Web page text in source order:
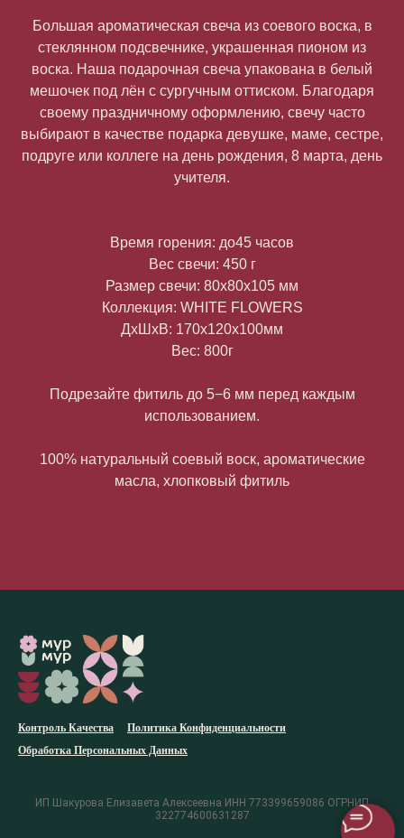
Большая ароматическая свеча из соевого воска, в
стеклянном подсвечнике, украшенная пионом из
воска. Наша подарочная свеча упакована в белый
мешочек под лён с сургучным оттиском. Благодаря
своему праздничному оформлению, свечу часто
выбирают в качестве подарка девушке, маме, сестре,
подруге или коллеге на день рождения, 8 марта, день
учителя.
Время горения: до45 часов
Вес свечи: 450 г
Размер свечи: 80х80х105 мм
Коллекция: WHITE FLOWERS
ДxШxВ: 170x120x100мм
Вес: 800г
Подрезайте фитиль до 5−6 мм перед каждым
использованием.
100% натуральный соевый воск, ароматические
масла, хлопковый фитиль
Контроль Качества
Политика Конфиденциальности
Обработка Персональных Данных
ИП Шакурова Елизавета Алексеевна ИНН 773399659086 ОГРНИП
322774600631287